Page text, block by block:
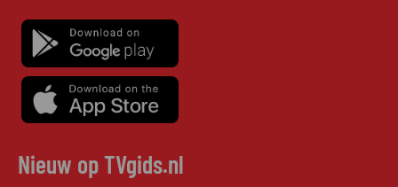
Nieuw op TVgids.nl